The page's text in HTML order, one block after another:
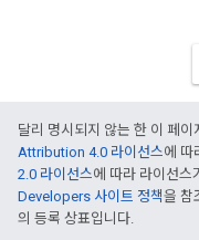
달리 명시되지 않는 한 이 페이
Attribution 4.0 라이선스에 따
2.0 라이선스에 따라 라이선스
Developers 사이트 정책을 참
의 등록 상표입니다.